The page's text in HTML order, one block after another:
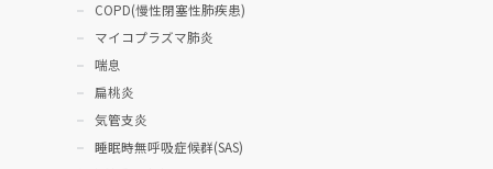
COPD(慢性閉塞性肺疾患)
マイコプラズマ肺炎
喘息
扁桃炎
気管支炎
睡眠時無呼吸症候群(SAS)